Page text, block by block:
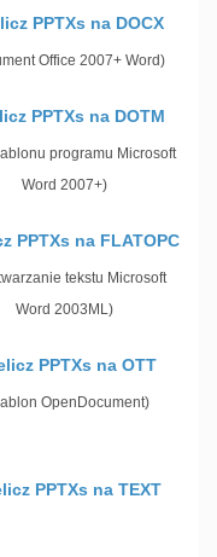
PPTXs na DOCX
Office 2007+ Word)
PPTXs na DOTM
programu Microsoft
Word 2007+)
PPTXs na FLATOPC
tekstu Microsoft
Word 2003ML)
PPTXs na OTT
OpenDocument)
PPTXs na TEXT